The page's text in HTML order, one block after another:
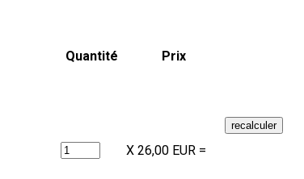
Quantité Prix
X 26,00 EUR =